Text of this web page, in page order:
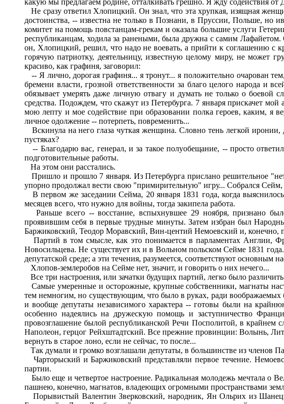
какую мы предлагаем родине, отталкивать грешно. Я жду содействия от
Не сразу ответил Хлопицкий. Он знал, что эта хрупкая, изящная
достоинства, -- известна не только в Познани, в Пруссии, Польше, но
комитет на помощь повстанцам-грекам и оказала большие услуги
республиканцам, ходила за ранеными, была дружна с самим
он, Хлопицкий, решил, что надо не воевать, а прийти к соглашению с
горячую патриотку, деятельницу, известную целому миру, не может
красиво, как графиня, заговорил:
-- Я лично, дорогая графиня... я тронут... я положительно очарован
бремени власти, грозной ответственности за благо целого народа
обязывает умерять даже личную отвагу и думать не только о боевой
средства. Подождем, что скажут из Петербурга. 7 января прискачет
мою лепту и мое содействие при образовании полка героев, каким,
личное одолжение -- потерпеть, повременить...
Вскинула на него глаза чуткая женщина. Словно тень легкой
пустяках?
-- Благодарю вас, генерал, и за такое полуобещание, -- просто
подготовительные работы.
На этом они расстались.
Пришло и прошло 7 января. Из Петербурга прислано решительное
упорно продолжал вести свою "примирительную" игру... Собрался Сейм,
В первом же заседании Сейма, 20 января 1831 года, когда
месяцев всего, что нужно для войны, тогда закипела работа.
Раньше всего -- восстание, вспыхнувшее 29 ноября, признано
проявившим себя в первые трудные минуты. Затем избран был
Баржиковский, Теодор Моравский, Вин-центий Немоевский и, конечно,
Партий в том смысле, как это понимается в парламентах Англии,
Новосильцева. Не существует их и в Вольном польском Сейме 1831
депутатской среде; а эти течения, разумеется, соответствуют основным
Хлопов-землеробов на Сейме нет, значит, и говорить о них нечего...
Все три настроения, или зачатки будущих партий, легко было
Самые умеренные и осторожные, крупные собственники, магнаты
тем немногим, но существующим, что было в руках, ради
и вообще депутаты независимого характера -- готовы были на
особенно надеялись на дружескую помощь и заступничество
провозглашение былой республиканской Речи Посполитой, в
Наполеон, герцог Рейхштадтский. Все прежние провинции: Волынь,
вернуть в старое лоно, если не сейчас, то после...
Так думали и громко возглашали депутаты, в большинстве из членов
Чарторыский и Баржиковский представляли первое течение.
партии.
Было еще и четвертое настроение. Радикальная молодежь мечтала о
пашнею, конечно, магнатов, владеющих огромными пространствами
Порывистый Валентин Зверковский, народник, Ян Ольрих из